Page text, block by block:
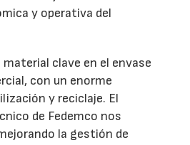
y operativa del
material clave en el envase
con un enorme
y reciclaje. El
de Fedemco nos
la gestión de